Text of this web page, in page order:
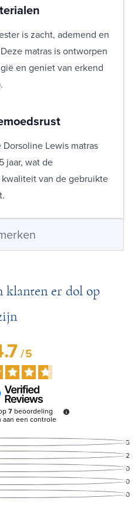
is zacht, ademend en
matras is ontworpen
en geniet van erkend
Lewis matras
jaar, wat de
van de gebruikte
klanten er dol op
/5
7beoordeling
een controle
5
2
0
0
0